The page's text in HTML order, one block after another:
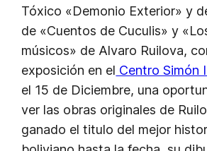
Tóxico «Demonio Exterior» y
de «Cuentos de Cuculis» y
músicos» de Alvaro Ruilova,
exposición en el Centro Simón
el 15 de Diciembre, una
ver las obras originales de
ganado el titulo del mejor